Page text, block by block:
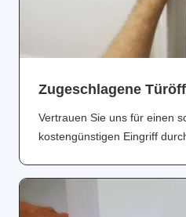
Zugeschlagene
Vertrauen Sie uns für einen
kostengünstigen Eingriff